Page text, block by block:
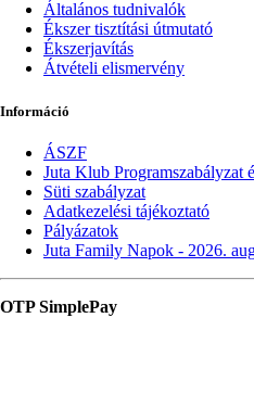
Általános tudnivalók
Ékszer tisztítási útmutató
Ékszerjavítás
Átvételi elismervény
Információ
ÁSZF
Juta Klub Programszabályzat
Süti szabályzat
Adatkezelési tájékoztató
Pályázatok
Juta Family Napok - 2026.
OTP SimplePay